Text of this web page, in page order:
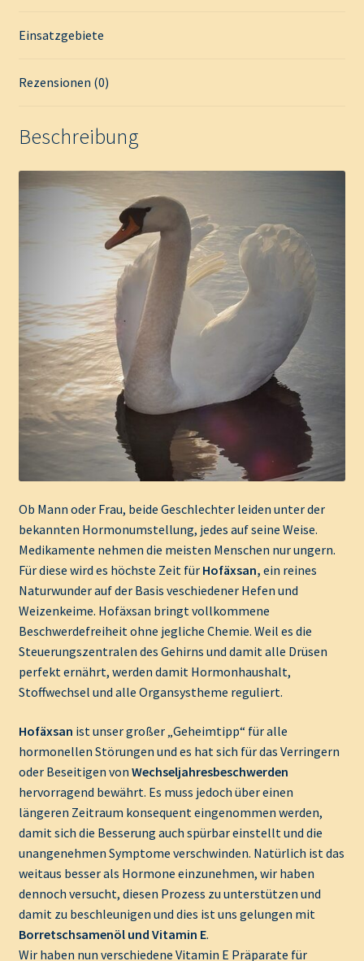
Einsatzgebiete
Rezensionen (0)
Beschreibung
Ob Mann oder Frau, beide Geschlechter leiden unter der
bekannten Hormonumstellung, jedes auf seine Weise.
Medikamente nehmen die meisten Menschen nur ungern.
Für diese wird es höchste Zeit für Hofäxsan, ein reines
Naturwunder auf der Basis veschiedener Hefen und
Weizenkeime. Hofäxsan bringt vollkommene
Beschwerdefreiheit ohne jegliche Chemie. Weil es die
Steuerungszentralen des Gehirns und damit alle Drüsen
perfekt ernährt, werden damit Hormonhaushalt,
Stoffwechsel und alle Organsystheme reguliert.
Hofäxsan ist unser großer „Geheimtipp“ für alle
hormonellen Störungen und es hat sich für das Verringern
oder Beseitigen von Wechseljahresbeschwerden
hervorragend bewährt. Es muss jedoch über einen
längeren Zeitraum konsequent eingenommen werden,
damit sich die Besserung auch spürbar einstellt und die
unangenehmen Symptome verschwinden. Natürlich ist das
weitaus besser als Hormone einzunehmen, wir haben
dennoch versucht, diesen Prozess zu unterstützen und
damit zu beschleunigen und dies ist uns gelungen mit
Borretschsamenöl und Vitamin E.
Wir haben nun verschiedene Vitamin E Präparate für